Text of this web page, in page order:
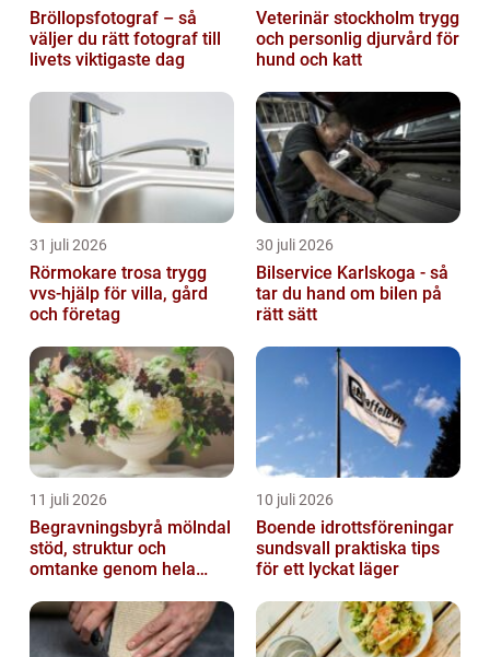
Bröllopsfotograf – så
väljer du rätt fotograf till
livets viktigaste dag
Veterinär stockholm trygg
och personlig djurvård för
hund och katt
31 juli 2026
Rörmokare trosa trygg
vvs-hjälp för villa, gård
och företag
30 juli 2026
Bilservice Karlskoga - så
tar du hand om bilen på
rätt sätt
11 juli 2026
Begravningsbyrå mölndal
stöd, struktur och
omtanke genom hela
10 juli 2026
Boende idrottsföreningar
sundsvall praktiska tips
för ett lyckat läger